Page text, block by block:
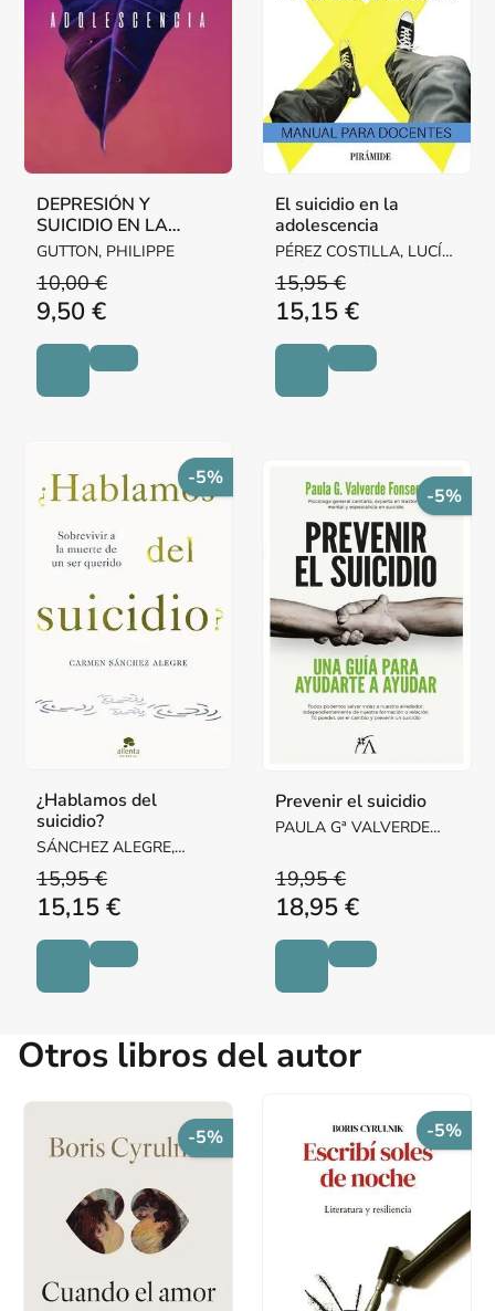
DEPRESIÓN Y
SUICIDIO EN LA
ADOLESCENCIA
GUTTON, PHILIPPE
10,00 €
9,50 €
El suicidio en la
adolescencia
PÉREZ COSTILLA, LUCÍA
/ SÁNCHEZ ÁLVAREZ,
NICOLÁS
15,95 €
15,15 €
-5%
¿Hablamos del
suicidio?
SÁNCHEZ ALEGRE,
CARMEN
15,95 €
15,15 €
-5%
Prevenir el suicidio
PAULA Gª VALVERDE
19,95 €
18,95 €
Otros libros del autor
-5% -5%